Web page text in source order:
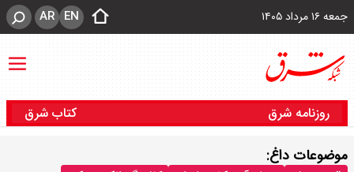
جمعه ۱۶ مرداد ۱۴۰۵ EN
AR
روزنامه شرق کتاب شرق
موضوعات داغ: